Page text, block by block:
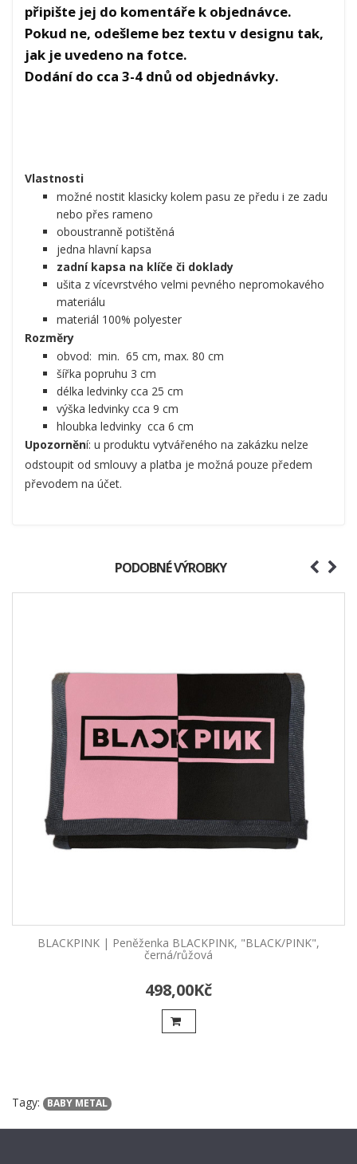
připište jej do komentáře k objednávce.
Pokud ne, odešleme bez textu v designu tak,
jak je uvedeno na fotce.
Dodání do cca 3-4 dnů od objednávky.
Vlastnosti
možné nostit klasicky kolem pasu ze předu i ze zadu
nebo přes rameno
oboustranně potištěná
jedna hlavní kapsa
zadní kapsa na klíče či doklady
ušita z vícevrstvého velmi pevného nepromokavého
materiálu
materiál 100% polyester
Rozměry
obvod: min. 65 cm, max. 80 cm
šířka popruhu 3 cm
délka ledvinky cca 25 cm
výška ledvinky cca 9 cm
hloubka ledvinky cca 6 cm
Upozornění: u produktu vytvářeného na zakázku nelze
odstoupit od smlouvy a platba je možná pouze předem
převodem na účet.
PODOBNÉ VÝROBKY
BLACKPINK | Peněženka BLACKPINK, "BLACK/PINK",
černá/růžová
498,00Kč
Tagy: BABY METAL